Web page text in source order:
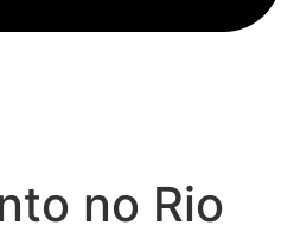
no Rio